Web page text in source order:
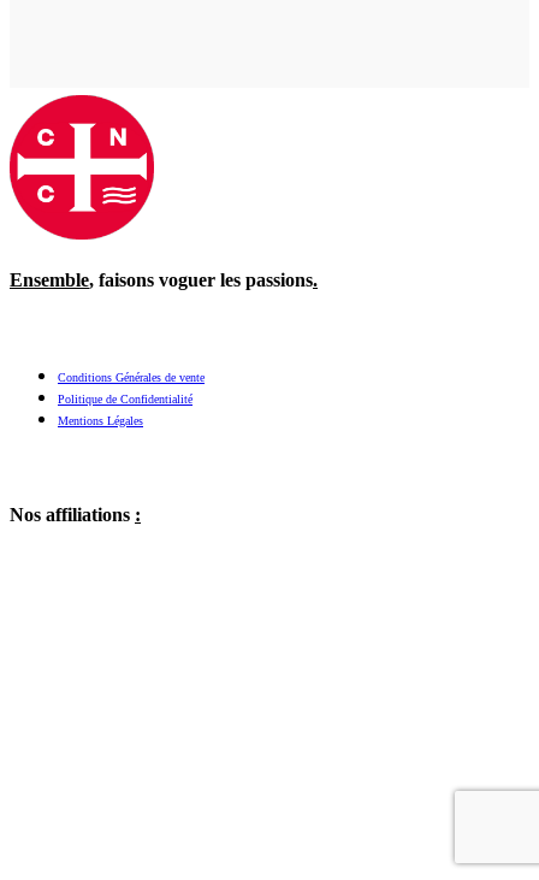
Ensemble, faisons voguer les passions.
Conditions Générales de vente
Politique de Confidentialité
Mentions Légales
Nos affiliations :